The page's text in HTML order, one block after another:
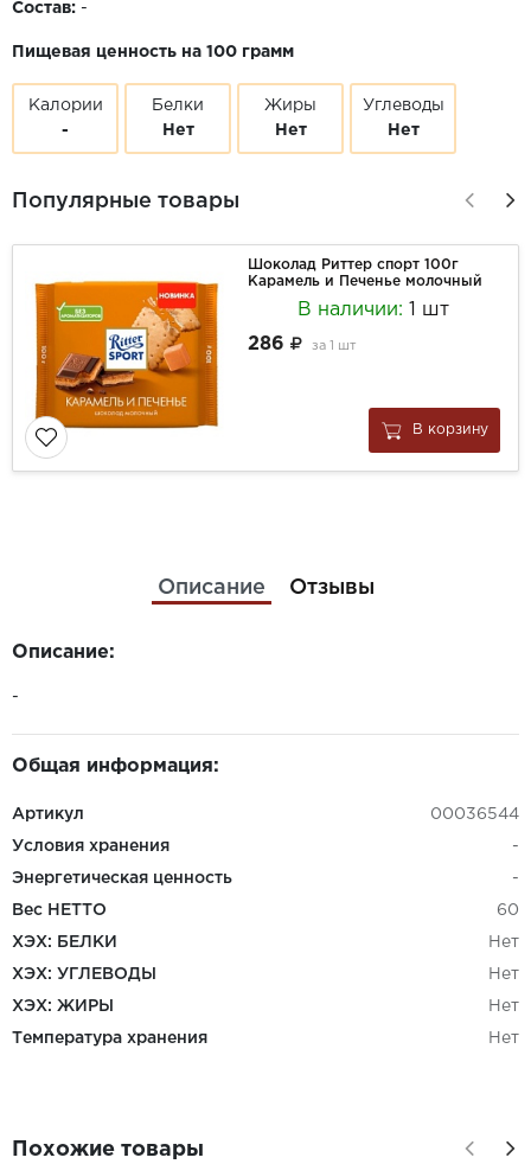
Состав: -
Пищевая ценность на 100 грамм
Калории
-
Белки
Нет
Жиры
Нет
Углеводы
Нет
Популярные товары
Шоколад Риттер спорт 100г
Карамель и Печенье молочный
В наличии:
1 шт
286
за 1 шт
В корзину
Описание Отзывы
Описание:
-
Общая информация:
Артикул 00036544
Условия хранения -
Энергетическая ценность -
Вес НЕТТО 60
ХЭХ: БЕЛКИ Нет
ХЭХ: УГЛЕВОДЫ Нет
ХЭХ: ЖИРЫ Нет
Температура хранения Нет
Похожие товары